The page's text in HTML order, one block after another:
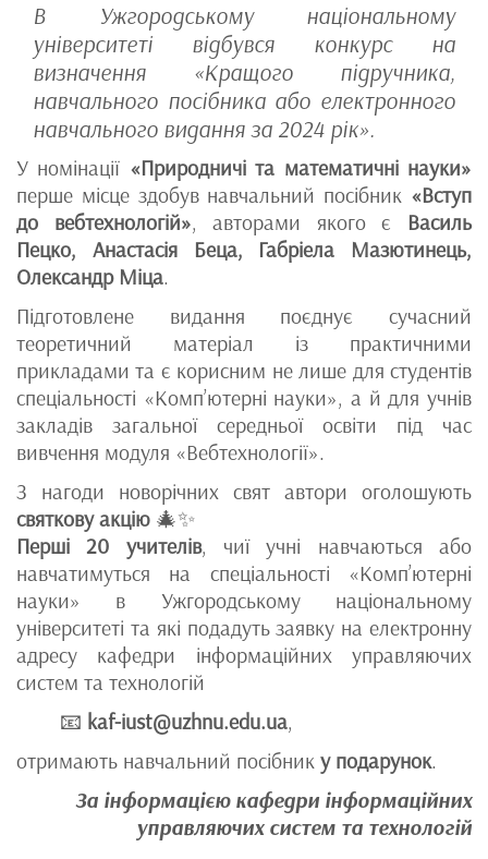
В Ужгородському національному
університеті відбувся конкурс на
визначення «Кращого підручника,
навчального посібника або електронного
навчального видання за 2024 рік».
У номінації «Природничі та математичні науки»
перше місце здобув навчальний посібник «Вступ
до вебтехнологій», авторами якого є Василь
Пецко, Анастасія Беца, Габріела Мазютинець,
Олександр Міца.
Підготовлене видання поєднує сучасний
теоретичний матеріал із практичними
прикладами та є корисним не лише для студентів
спеціальності «Комп’ютерні науки», а й для учнів
закладів загальної середньої освіти під час
вивчення модуля «Вебтехнології».
З нагоди новорічних свят автори оголошують
святкову акцію 🎄✨
Перші 20 учителів, чиї учні навчаються або
навчатимуться на спеціальності «Комп’ютерні
науки» в Ужгородському національному
університеті та які подадуть заявку на електронну
адресу кафедри інформаційних управляючих
систем та технологій
📧 kaf-iust@uzhnu.edu.ua,
отримають навчальний посібник у подарунок.
За інформацією кафедри інформаційних
управляючих систем та технологій